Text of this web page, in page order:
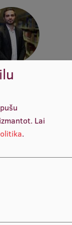
Davarashvili
Lai
.